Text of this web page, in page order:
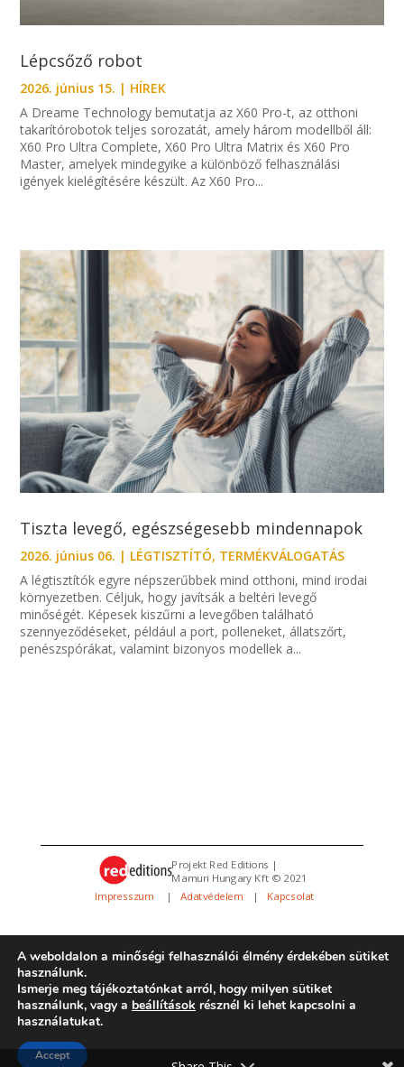
Lépcsőző robot
2026. június 15. | HÍREK
A Dreame Technology bemutatja az X60 Pro-t, az otthoni
takarítórobotok teljes sorozatát, amely három modellből áll:
X60 Pro Ultra Complete, X60 Pro Ultra Matrix és X60 Pro
Master, amelyek mindegyike a különböző felhasználási
igények kielégítésére készült. Az X60 Pro...
Tiszta levegő, egészségesebb mindennapok
2026. június 06. | LÉGTISZTÍTÓ, TERMÉKVÁLOGATÁS
A légtisztítók egyre népszerűbbek mind otthoni, mind irodai
környezetben. Céljuk, hogy javítsák a beltéri levegő
minőségét. Képesek kiszűrni a levegőben található
szennyeződéseket, például a port, polleneket, állatszőrt,
penészspórákat, valamint bizonyos modellek a...
Projekt Red Editions |
Mamuri Hungary Kft © 2021
Impresszum
| Adatvédelem | Kapcsolat
Minden jog fenntartva. Az oldalt üzemelteti a
Design:
A weboldalon a minőségi felhasználói élmény érdekében sütiket
használunk.
Ismerje meg tájékoztatónkat arról, hogy milyen sütiket
használunk, vagy a beállítások résznél ki lehet kapcsolni a
használatukat.
Accept